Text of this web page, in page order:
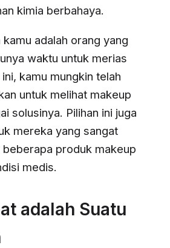
kimia berbahaya.
kamu adalah orang yang
waktu untuk merias
kamu mungkin telah
untuk melihat makeup
solusinya. Pilihan ini juga
mereka yang sangat
produk makeup
medis.
adalah Suatu